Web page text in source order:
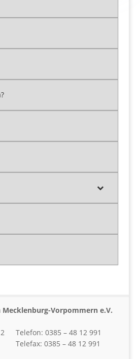
Vorpommern e.V.
Telefon: 0385 – 48 12 991
Telefax: 0385 – 48 12 991